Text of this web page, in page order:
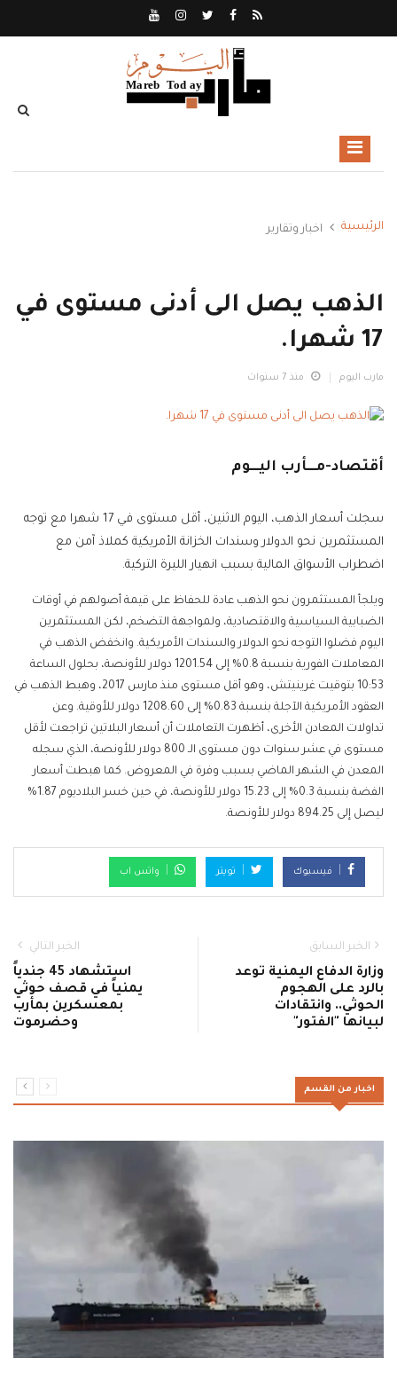
الرئيسية اخبار وتقارير
الذهب يصل الى أدنى مستوى في
17 شهرا.
مارب اليوم منذ 7 سنوات
أقتصاد-مـــأرب اليـــوم
سجلت أسعار الذهب، اليوم الاثنين، أقل مستوى في 17 شهرا مع توجه
المستثمرين نحو الدولار وسندات الخزانة الأمريكية كملاذ آمن مع
اضطراب الأسواق المالية بسبب انهيار الليرة التركية.
ويلجأ المستثمرون نحو الذهب عادة للحفاظ على قيمة أصولهم في أوقات
الضبابية السياسية والاقتصادية، ولمواجهة التضخم، لكن المستثمرين
اليوم فضلوا التوجه نحو الدولار والسندات الأمريكية. وانخفض الذهب في
المعاملات الفورية بنسبة 0.8% إلى 1201.54 دولار للأونصة، بحلول الساعة
10:53 بتوقيت غرينيتش، وهو أقل مستوى منذ مارس 2017، وهبط الذهب في
العقود الأمريكية الآجلة بنسبة 0.83% إلى 1208.60 دولار للأوقية. وعن
تداولات المعادن الأخرى، أظهرت التعاملات أن أسعار البلاتين تراجعت لأقل
مستوى في عشر سنوات دون مستوى الـ 800 دولار للأونصة، الذي سجله
المعدن في الشهر الماضي بسبب وفرة في المعروض. كما هبطت أسعار
الفضة بنسبة 0.3% إلى 15.23 دولار للأونصة، في حين خسر البلاديوم 1.87%
ليصل إلى 894.25 دولار للأونصة.
فيسبوك تويتر واتس اب
الخبر السابق
وزارة الدفاع اليمنية توعد
بالرد على الهجوم
الحوثي.. وانتقادات
لبيانها "الفتور"
الخبر التالي
استشهاد 45 جندياً
يمنياً في قصف حوثي
بمعسكرين بمأرب
وحضرموت
اخبار من القسم